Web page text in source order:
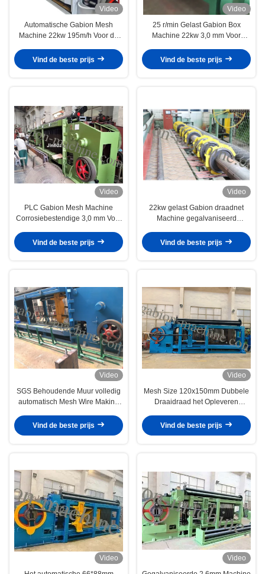
Video
Automatische Gabion Mesh
Machine 22kw 195m/h Voor de
Vind de beste prijs
Video
25 r/min Gelast Gabion Box
Machine 22kw 3,0 mm Voor
Vind de beste prijs
Video
PLC Gabion Mesh Machine
Corrosiebestendige 3,0 mm Voor
Vind de beste prijs
Video
22kw gelast Gabion draadnet
Machine gegalvaniseerd
Vind de beste prijs
Video
SGS Behoudende Muur volledig
automatisch Mesh Wire Making
Vind de beste prijs
Video
Mesh Size 120x150mm Dubbele
Draaidraad het Opleveren
Vind de beste prijs
Video
Video